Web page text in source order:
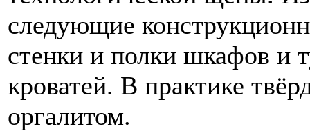
следующие
стенки и полки шкафов
кроватей. В практике
оргалитом.